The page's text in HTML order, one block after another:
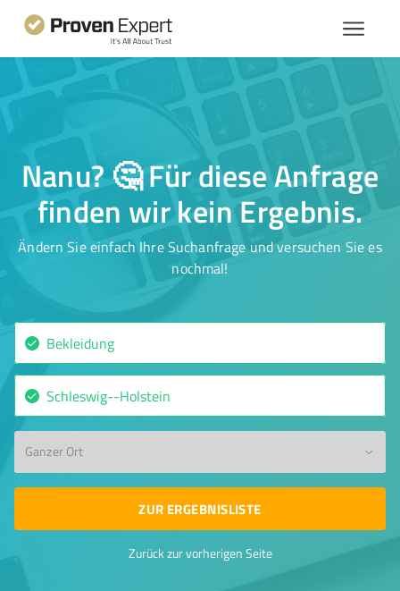
Nanu? 🤔 Für diese Anfrage
finden wir kein Ergebnis.
Ändern Sie einfach Ihre Suchanfrage und versuchen Sie es
nochmal!
Ganzer Ort
ZUR ERGEBNISLISTE
Zurück zur vorherigen Seite